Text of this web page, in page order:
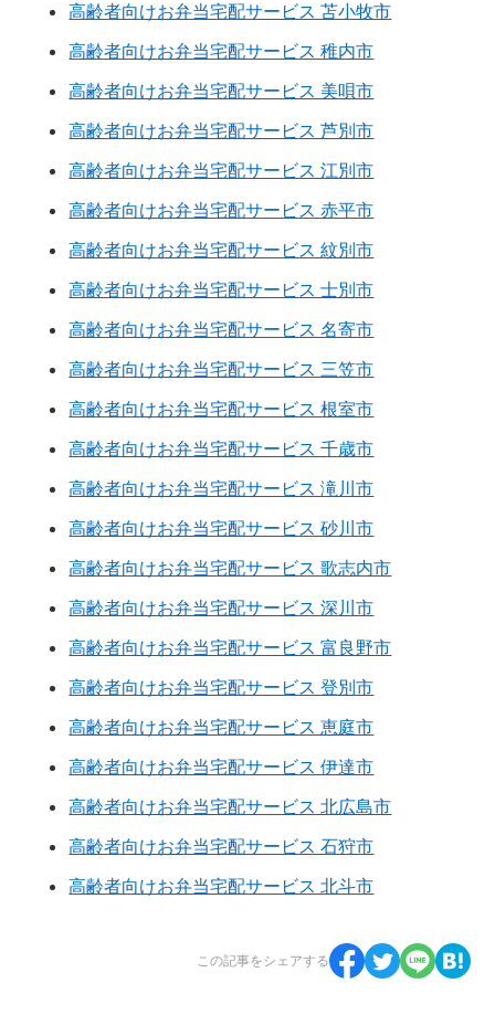
高齢者向けお弁当宅配サービス 苫小牧市
高齢者向けお弁当宅配サービス 稚内市
高齢者向けお弁当宅配サービス 美唄市
高齢者向けお弁当宅配サービス 芦別市
高齢者向けお弁当宅配サービス 江別市
高齢者向けお弁当宅配サービス 赤平市
高齢者向けお弁当宅配サービス 紋別市
高齢者向けお弁当宅配サービス 士別市
高齢者向けお弁当宅配サービス 名寄市
高齢者向けお弁当宅配サービス 三笠市
高齢者向けお弁当宅配サービス 根室市
高齢者向けお弁当宅配サービス 千歳市
高齢者向けお弁当宅配サービス 滝川市
高齢者向けお弁当宅配サービス 砂川市
高齢者向けお弁当宅配サービス 歌志内市
高齢者向けお弁当宅配サービス 深川市
高齢者向けお弁当宅配サービス 富良野市
高齢者向けお弁当宅配サービス 登別市
高齢者向けお弁当宅配サービス 恵庭市
高齢者向けお弁当宅配サービス 伊達市
高齢者向けお弁当宅配サービス 北広島市
高齢者向けお弁当宅配サービス 石狩市
高齢者向けお弁当宅配サービス 北斗市
この記事をシェアする